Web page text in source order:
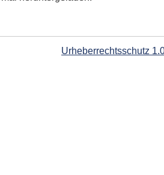
Urheberrechtsschutz